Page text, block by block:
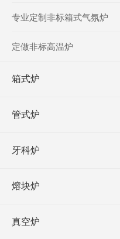
专业定制非标箱式气氛炉
定做非标高温炉
箱式炉
管式炉
牙科炉
熔块炉
真空炉